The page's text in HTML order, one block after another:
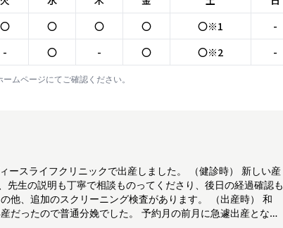
〇 〇 〇 〇 〇※1
-
- 〇 - 〇 〇※2 -
ムページにてご確認ください。
リニックで出産しました。 （健診時） 新しい産
先生の説明も丁寧で相談ものってくださり、後日の経過確認も
加のスクリーニング検査があります。 （出産時） 和
だったので普通分娩でした。 予約月の前月に急遽出産となり